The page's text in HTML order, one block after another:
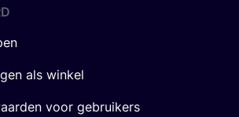
als winkel
voor gebruikers